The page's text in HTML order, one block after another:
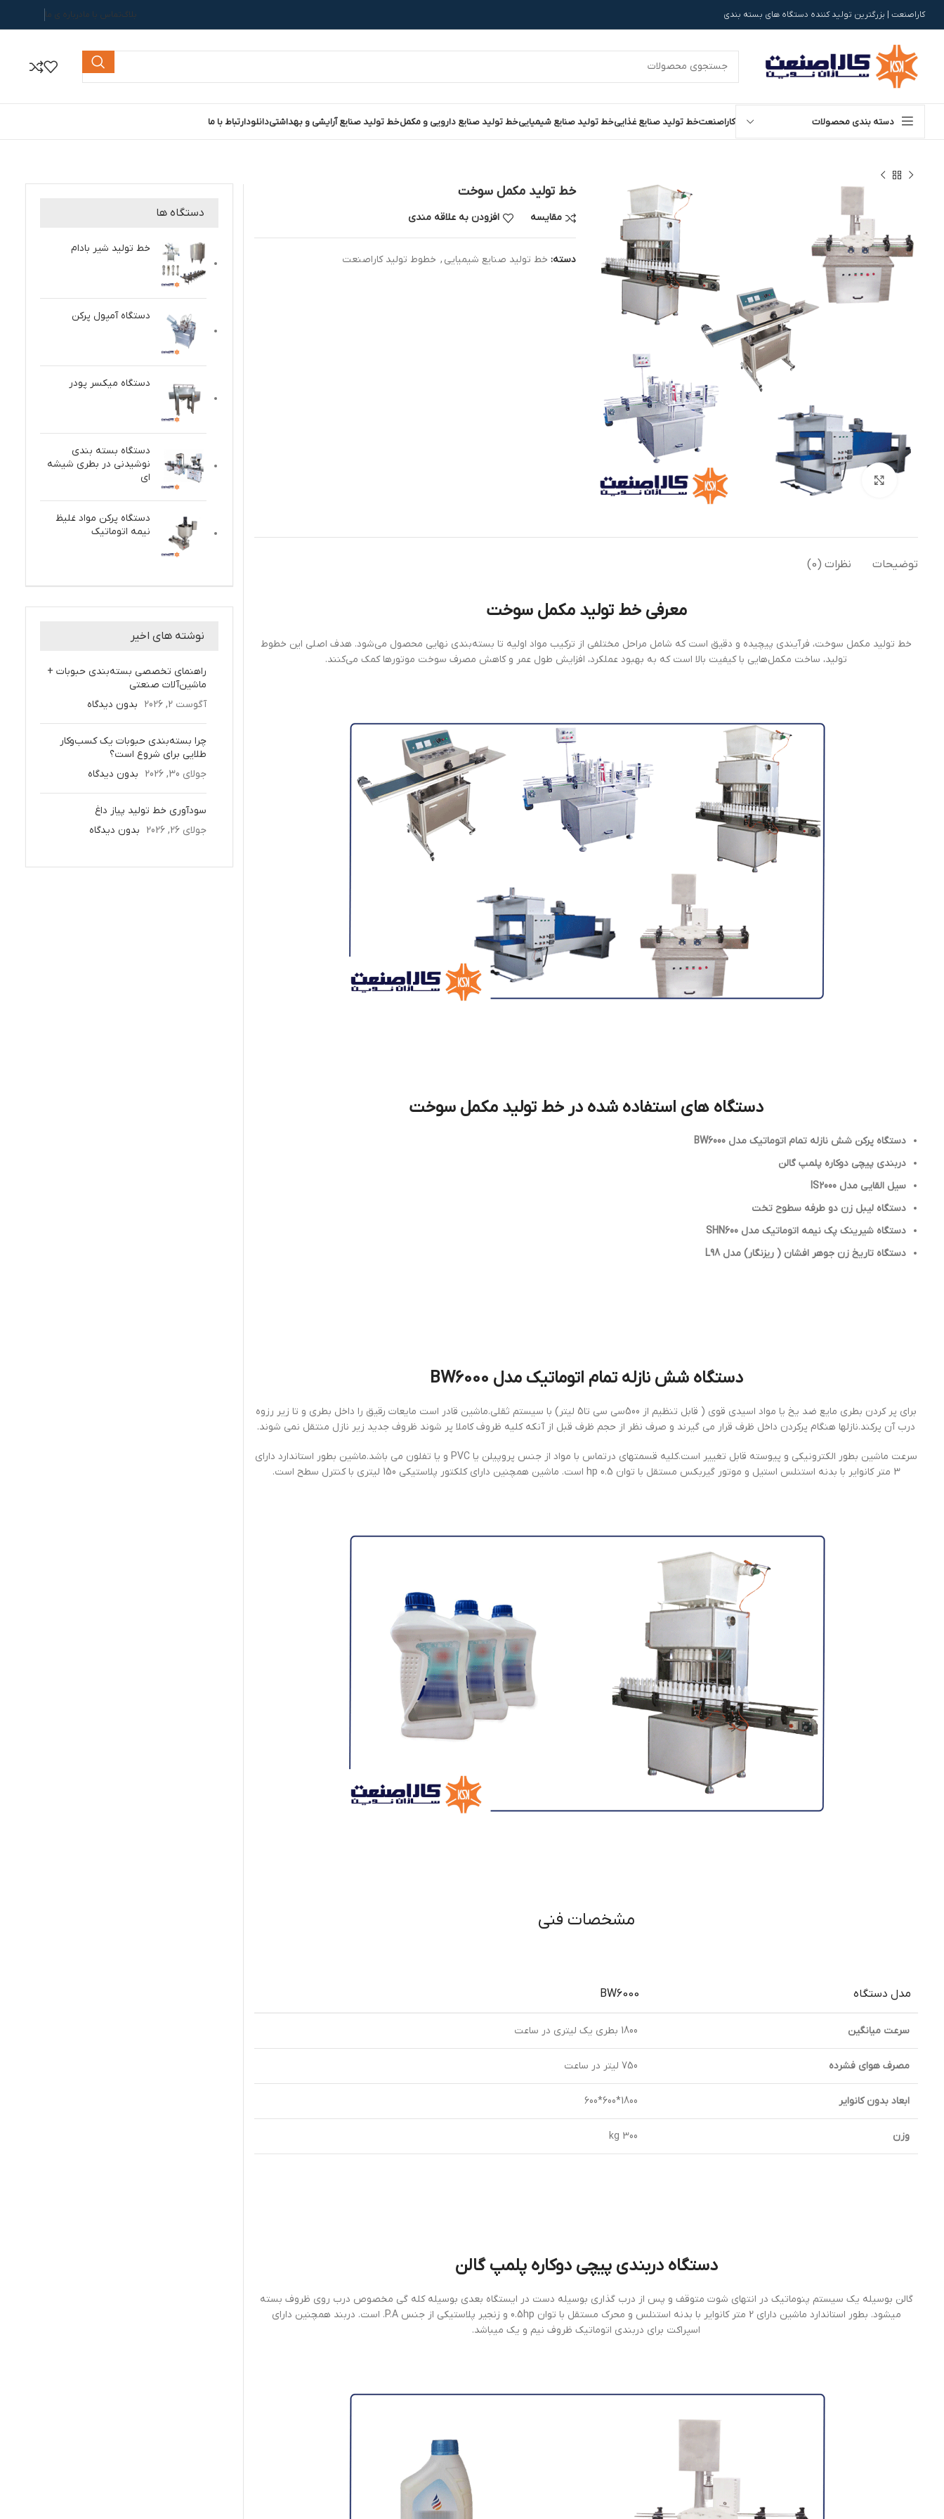
کاراصنعت | بزرگترین تولید کننده دستگاه های بسته بندی بلاگتماس با مادرباره ی ما
دسته بندی محصولات کاراصنعتخط تولید صنایع غذاییخط تولید صنایع شیمیاییخط تولید صنایع دارویی و مکملخط تولید صنایع آرایشی و بهداشتیدانلودارتباط با ما
بزرگنمایی تصویر
خط تولید مکمل سوخت
مقایسه افزودن به علاقه مندی
دسته: خط تولید صنایع شیمیایی , خطوط تولید کاراصنعت
توضیحات نظرات (0)
معرفی خط تولید مکمل سوخت
خط تولید مکمل سوخت، فرآیندی پیچیده و دقیق است که شامل مراحل مختلفی از ترکیب مواد اولیه تا بسته‌بندی نهایی محصول می‌شود. هدف اصلی این خطوط
تولید، ساخت مکمل‌هایی با کیفیت بالا است که به بهبود عملکرد، افزایش طول عمر و کاهش مصرف سوخت موتورها کمک می‌کنند.
دستگاه های استفاده شده در خط تولید مکمل سوخت
دستگاه پرکن شش نازله تمام اتوماتيك مدل BW6000
دربندي پيچي دوکاره پلمپ گالن
سيل القايي مدل IS2000
دستگاه ليبل زن دو طرفه سطوح تخت
دستگاه شيرينك پك نيمه اتوماتيك مدل SHN600
دستگاه تاریخ زن جوهر افشان ( ریزنگار) مدل L98
دستگاه شش نازله تمام اتوماتيك مدل BW6000
براي پر كردن بطري مايع ضد یخ يا مواد اسيدي قوي ( قابل تنظيم از 500سي سي تا5 ليتر) با سيستم ثقلي.ماشين قادر است مايعات رقيق را داخل بطري و تا زير رزوه
درب آن پركند.نازلها هنگام پركردن داخل ظرف قرار مي گيرند و صرف نظر از حجم ظرف قبل از آنكه كليه ظروف كاملا پر شوند ظروف جديد زير نازل منتقل نمي شوند.
سرعت ماشين بطور الكترونيكي و پيوسته قابل تغيير است.كليه قسمتهاي درتماس با مواد از جنس پروپيلن يا PVC و يا تفلون مي باشد.ماشين بطور استاندارد داراي
3 متر كانواير با بدنه استنلس استيل و موتور گيربكس مستقل با توان hp 0.5 است. ماشين همچنين داراي كلكتور پلاستيکي 150 ليتري با كنترل سطح است.
مشخصات فنی
مدل دستگاه BW6000
سرعت ميانگين 1800 بطري يك ليتري در ساعت
مصرف هواي فشرده 750 ليتر در ساعت
ابعاد بدون كانواير 1800*600*600
وزن kg 300
دستگاه دربندي پيچي دوکاره پلمپ گالن
گالن بوسيله يك سيستم پنوماتيك در انتهاي شوت متوقف و پس از درب گذاری بوسيله دست در ايستگاه بعدي بوسيله كله گي مخصوص درب روي ظروف بسته
ميشود. بطور استاندارد ماشين داراي 2 متر كانواير با بدنه استنلس و محرك مستقل با توان 0.5hp و زنجير پلاستيكي از جنس P.A. است. دربند همچنين داراي
اسپراكت براي دربندي اتوماتیک ظروف نیم و یک ميباشد.
دستگاه ها
خط تولید شیر بادام
دستگاه آمپول پرکن
دستگاه میکسر پودر
دستگاه بسته بندی
نوشیدنی در بطری شیشه
ای
دستگاه پركن مواد غلیظ
نيمه اتوماتيك
نوشته های اخیر
راهنمای تخصصی بسته‌بندی حبوبات +
ماشین‌آلات صنعتی
آگوست 2, 2026
بدون دیدگاه
چرا بسته‌بندی حبوبات یک کسب‌وکار
طلایی برای شروع است؟
جولای 30, 2026
بدون دیدگاه
سودآوری خط تولید پیاز داغ
جولای 26, 2026
بدون دیدگاه